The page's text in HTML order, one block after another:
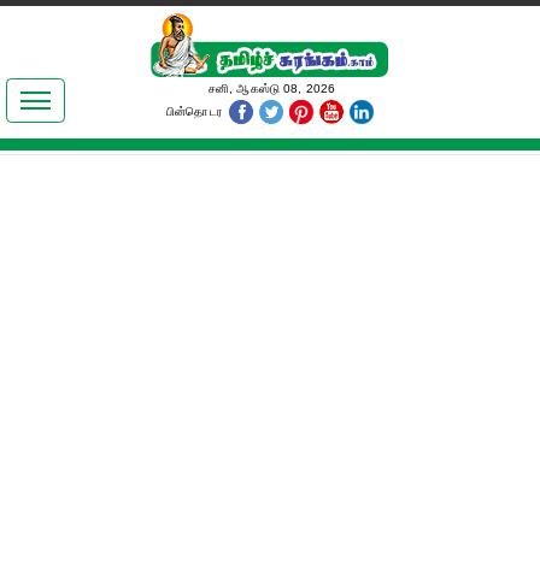
இலக்கியங்கள்
தமிழ் உலகம்
சனி, ஆகஸ்டு 08, 2026
பின்தொடர